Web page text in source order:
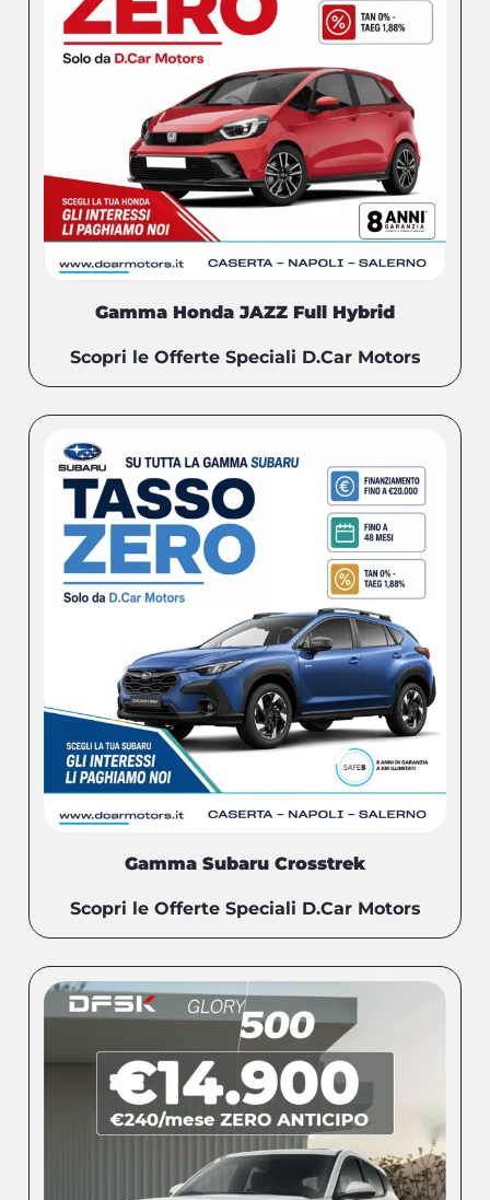
Gamma Honda JAZZ Full Hybrid
Scopri le Offerte Speciali D.Car Motors
Gamma Subaru Crosstrek
Scopri le Offerte Speciali D.Car Motors